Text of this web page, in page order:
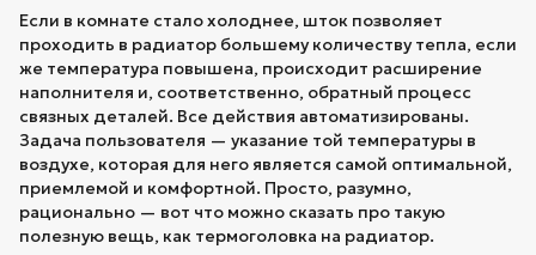
Если в комнате стало холоднее, шток позволяет
проходить в радиатор большему количеству тепла, если
же температура повышена, происходит расширение
наполнителя и, соответственно, обратный процесс
связных деталей. Все действия автоматизированы.
Задача пользователя — указание той температуры в
воздухе, которая для него является самой оптимальной,
приемлемой и комфортной. Просто, разумно,
рационально — вот что можно сказать про такую
полезную вещь, как термоголовка на радиатор.